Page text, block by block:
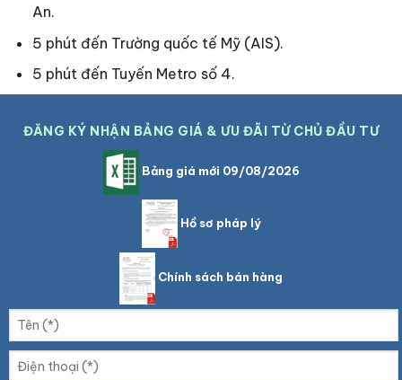
An.
5 phút đến Trường quốc tế Mỹ (AIS).
5 phút đến Tuyến Metro số 4.
ĐĂNG KÝ NHẬN BẢNG GIÁ & ƯU ĐÃI TỪ CHỦ ĐẦU TƯ
Bảng giá mới 09/08/2026
Hồ sơ pháp lý
Chính sách bán hàng